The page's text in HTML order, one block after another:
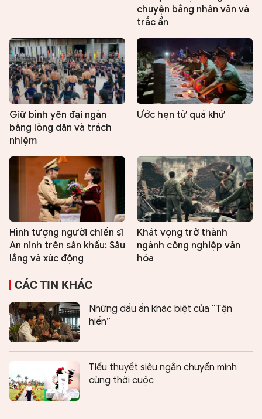
chuyện bằng nhân văn và
trắc ẩn
Giữ bình yên đại ngàn
bằng lòng dân và trách
nhiệm
Ước hẹn từ quá khứ
Hình tượng người chiến sĩ
An ninh trên sân khấu: Sâu
lắng và xúc động
Khát vọng trở thành
ngành công nghiệp văn
hóa
CÁC TIN KHÁC
Những dấu ấn khác biệt của “Tận
hiến”
Tiểu thuyết siêu ngắn chuyển mình
cùng thời cuộc